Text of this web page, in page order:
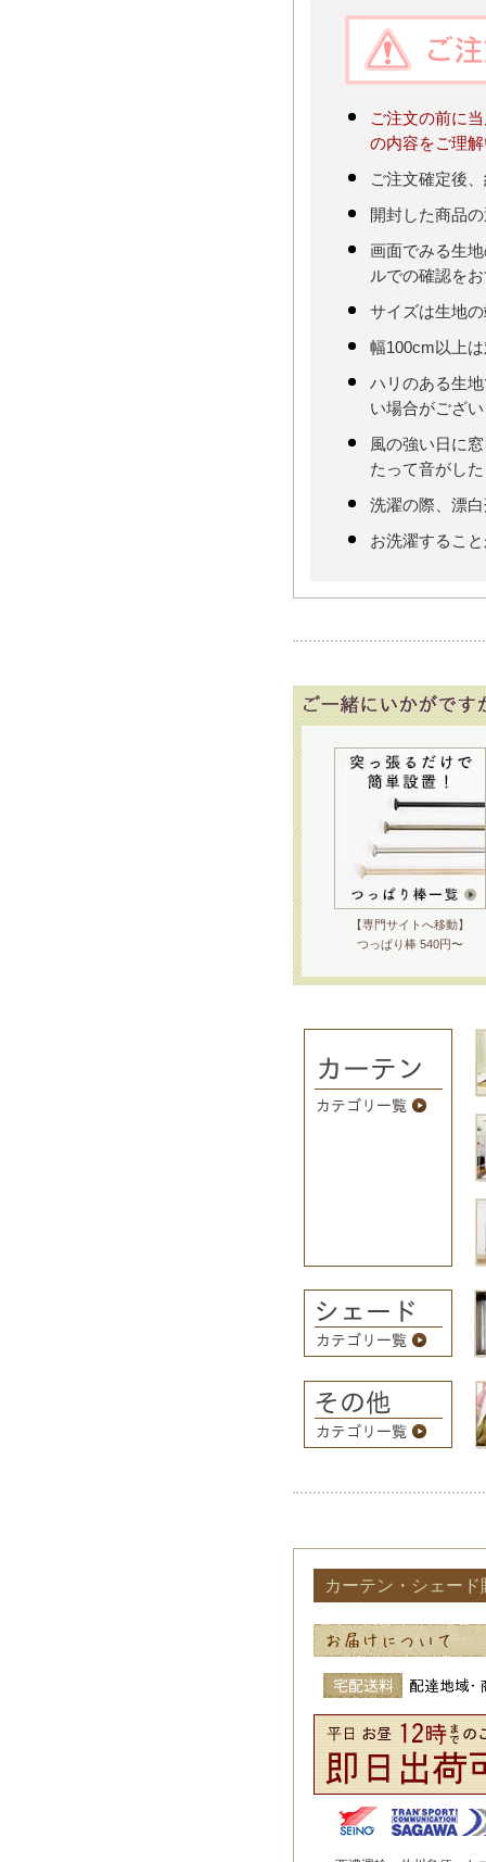
ご注文の前に
の内容をご理
ご注文確定後
開封した商品
画面でみる生
ルでの確認を
サイズは生地
幅100cm以上
ハリのある生
い場合がござ
風の強い日に
たって音がし
洗濯の際、漂
お洗濯するこ
【専門サイトへ移動】
つっぱり棒 540円〜
カーテン・シェー